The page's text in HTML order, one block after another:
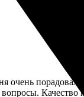
очень
Качество